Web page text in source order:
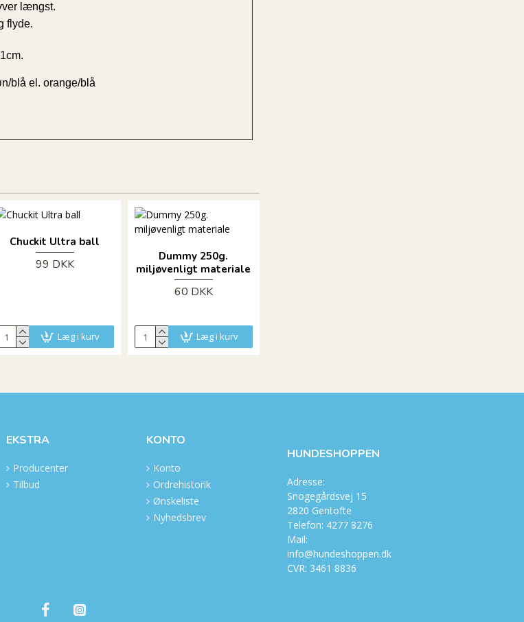
længst.
flyde.
blå el. orange/blå
Chuckit Ultra ball
99 DKK
Læg i kurv
Dummy 250g.
miljøvenligt materiale
60 DKK
Læg i kurv
EKSTRA
Producenter
Tilbud
KONTO
Konto
Ordrehistorik
Ønskeliste
Nyhedsbrev
HUNDESHOPPEN
Adresse:
Snogegårdsvej 15
2820 Gentofte
Telefon: 4277 8276
Mail:
info@hundeshoppen.dk
CVR: 3461 8836